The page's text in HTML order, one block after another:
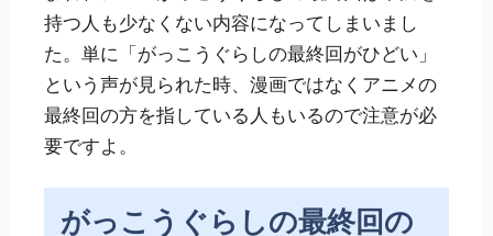
持つ人も少なくない内容になってしまいまし
た。単に「がっこうぐらしの最終回がひどい」
という声が見られた時、漫画ではなくアニメの
最終回の方を指している人もいるので注意が必
要ですよ。
がっこうぐらしの最終回の